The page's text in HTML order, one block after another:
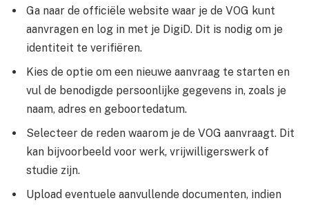
Ga naar de officiële website waar je de VOG kunt
aanvragen en log in met je DigiD. Dit is nodig om je
identiteit te verifiëren.
Kies de optie om een nieuwe aanvraag te starten en
vul de benodigde persoonlijke gegevens in, zoals je
naam, adres en geboortedatum.
Selecteer de reden waarom je de VOG aanvraagt. Dit
kan bijvoorbeeld voor werk, vrijwilligerswerk of
studie zijn.
Upload eventuele aanvullende documenten, indien